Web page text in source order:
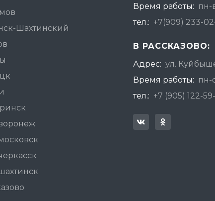
Шахтинский
Время работы: пн-
тел.: +7(909) 233-
В РАССКАЗОВО:
Адрес: ул.
Время работы: пн-
тел.: +7 (905) 122-